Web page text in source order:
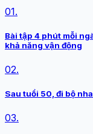
01.
Bài tập 4 phút mỗi
khả năng vận động
02.
Sau tuổi 50, đi bộ
03.